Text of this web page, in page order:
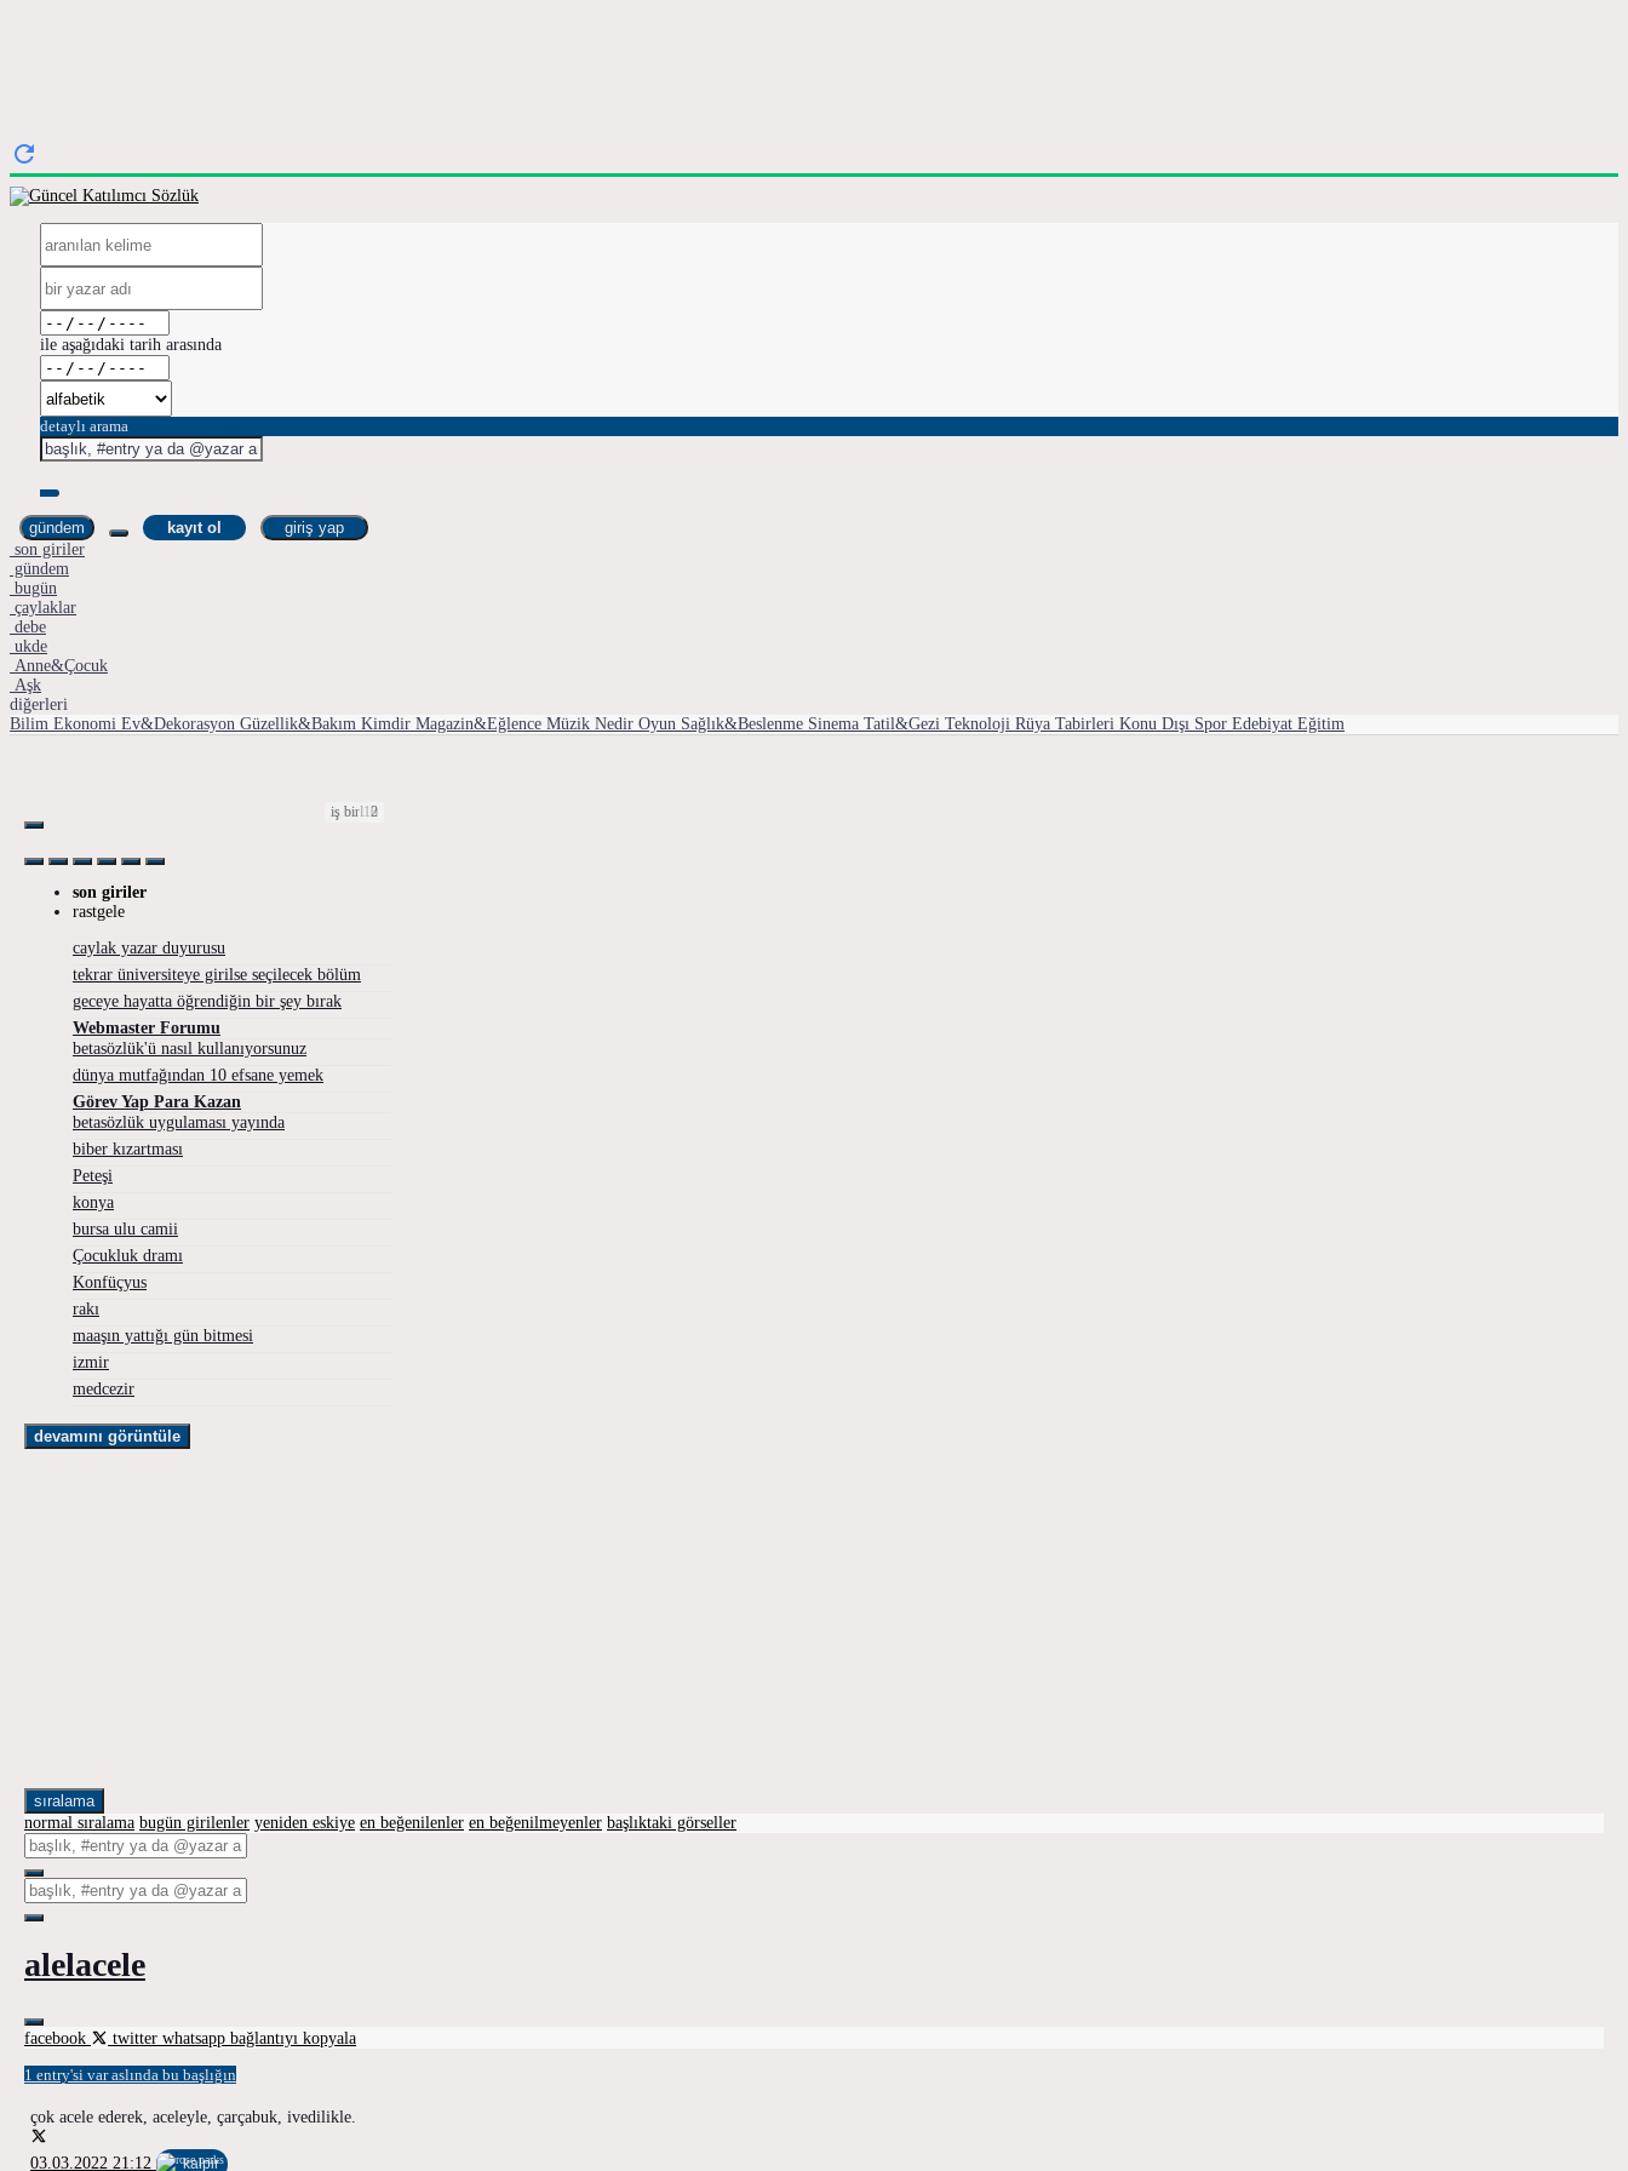
ile aşağıdaki tarih arasında
detaylı arama
gündem kayıt ol
giriş yap
son giriler
gündem
bugün
çaylaklar
debe
ukde
Anne&Çocuk
Aşk
diğerleri
Bilim Ekonomi Ev&Dekorasyon Güzellik&Bakım Kimdir Magazin&Eğlence Müzik Nedir Oyun Sağlık&Beslenme Sinema Tatil&Gezi Teknoloji Rüya Tabirleri Konu Dışı Spor Edebiyat Eğitim
son giriler
rastgele
caylak yazar duyurusu
1
tekrar üniversiteye girilse seçilecek bölüm
3
geceye hayatta öğrendiğin bir şey bırak
6
Webmaster Forumu
iş birliği
betasözlük'ü nasıl kullanıyorsunuz
13
dünya mutfağından 10 efsane yemek
3
Görev Yap Para Kazan
iş birliği
betasözlük uygulaması yayında
3
biber kızartması
6
Peteşi
2
konya
4
bursa ulu camii
5
Çocukluk dramı
2
Konfüçyus
2
rakı
3
maaşın yattığı gün bitmesi
3
izmir
10
medcezir
2
devamını görüntüle
sıralama
normal sıralama bugün girilenler yeniden eskiye en beğenilenler en beğenilmeyenler başlıktaki görseller
alelacele
facebook twitter whatsapp bağlantıyı kopyala
1 entry'si var aslında bu başlığın
çok acele ederek, aceleyle, çarçabuk, ivedilikle.
03.03.2022 21:12 kalpir